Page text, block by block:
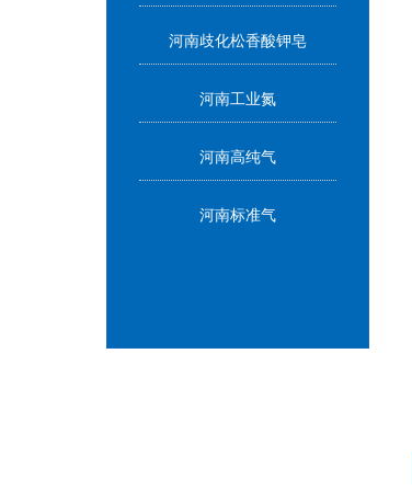
河南歧化松香酸钾皂
河南工业氮
河南高纯气
河南标准气